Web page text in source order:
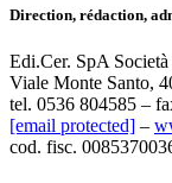
Direction, rédaction,
Edi.Cer. SpA
Viale Monte Santo,
tel. 0536 804585 –
[email protected] –
cod. fisc.